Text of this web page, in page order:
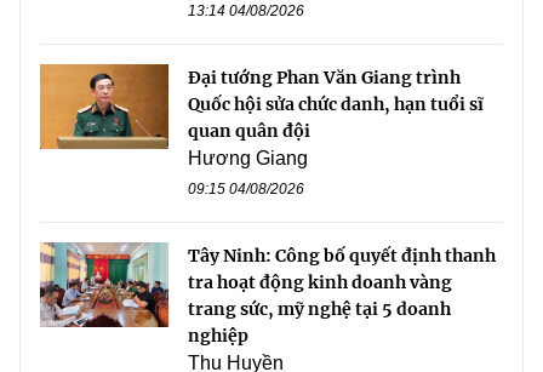
13:14 04/08/2026
Đại tướng Phan Văn Giang trình
Quốc hội sửa chức danh, hạn tuổi sĩ
quan quân đội
Hương Giang
09:15 04/08/2026
Tây Ninh: Công bố quyết định thanh
tra hoạt động kinh doanh vàng
trang sức, mỹ nghệ tại 5 doanh
nghiệp
Thu Huyền